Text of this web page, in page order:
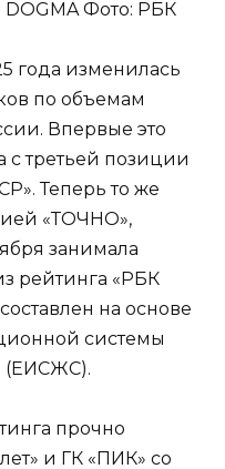
Фото: РБК
года изменилась
по объемам
Впервые это
с третьей позиции
Теперь то же
«ТОЧНО»,
занимала
рейтинга «РБК
на основе
системы
(ЕИСЖС).
прочно
и ГК «ПИК» со